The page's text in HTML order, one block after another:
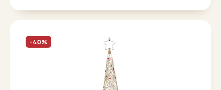
-40%